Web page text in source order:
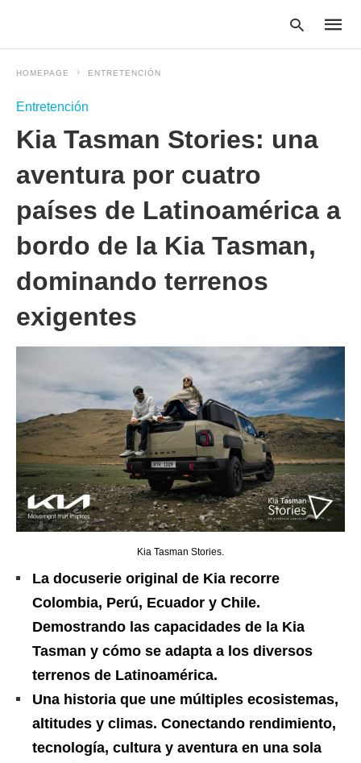
enter:
HOMEPAGE ENTRETENCIÓN
Entretención
Kia Tasman Stories: una
aventura por cuatro
países de Latinoamérica a
bordo de la Kia Tasman,
dominando terrenos
exigentes
Kia Tasman Stories.
La docuserie original de Kia recorre
Colombia, Perú, Ecuador y Chile.
Demostrando las capacidades de la Kia
Tasman y cómo se adapta a los diversos
terrenos de Latinoamérica.
Una historia que une múltiples ecosistemas,
altitudes y climas. Conectando rendimiento,
tecnología, cultura y aventura en una sola